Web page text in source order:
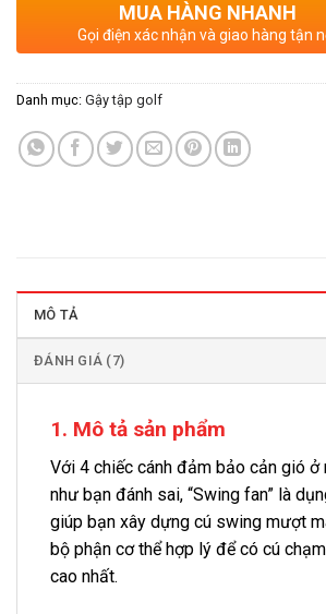
MUA HÀNG NHANH
Gọi điện xác nhận và giao hàng tận
Danh mục: Gậy tập golf
MÔ TẢ
ĐÁNH GIÁ (7)
1. Mô tả sản phẩm
Với 4 chiếc cánh đảm bảo cản gió ở
như bạn đánh sai, “Swing fan” là
giúp bạn xây dựng cú swing mượt
bộ phận cơ thể hợp lý để có cú
cao nhất.